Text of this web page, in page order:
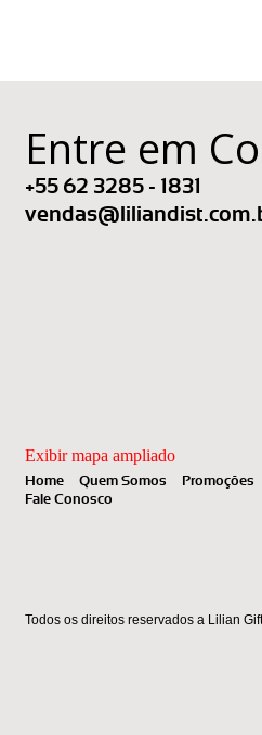
Entre em
+55 62 3285 - 1831
Exibir mapa ampliado
Home Quem Somos Promoções
Fale Conosco
Todos os direitos reservados a Lilian